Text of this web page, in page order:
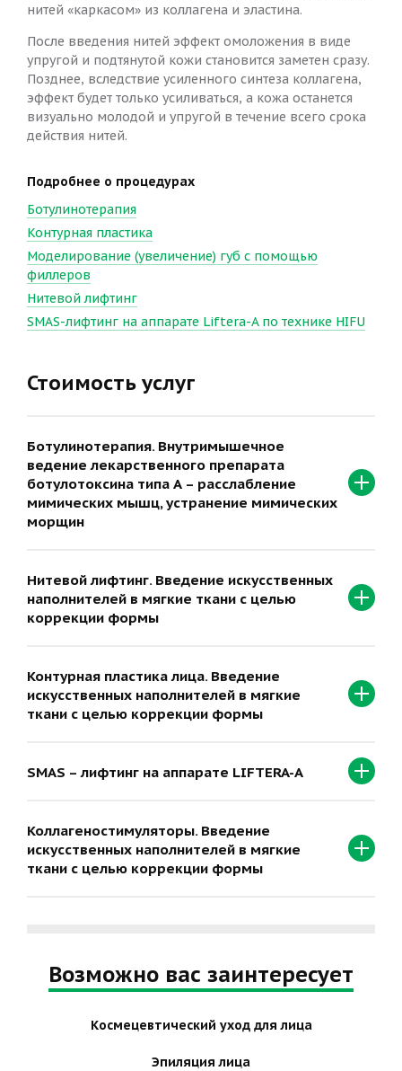
нитей «каркасом» из коллагена и эластина.
После введения нитей эффект омоложения в виде
упругой и подтянутой кожи становится заметен сразу.
Позднее, вследствие усиленного синтеза коллагена,
эффект будет только усиливаться, а кожа останется
визуально молодой и упругой в течение всего срока
действия нитей.
Подробнее о процедурах
Ботулинотерапия
Контурная пластика
Моделирование (увеличение) губ с помощью
филлеров
Нитевой лифтинг
SMAS-лифтинг на аппарате Liftera-A по технике HIFU
Стоимость услуг
Ботулинотерапия. Внутримышечное
ведение лекарственного препарата
ботулотоксина типа А – расслабление
мимических мышц, устранение мимических
морщин
Нитевой лифтинг. Введение искусственных
наполнителей в мягкие ткани с целью
коррекции формы
Контурная пластика лица. Введение
искусственных наполнителей в мягкие
ткани с целью коррекции формы
SMAS – лифтинг на аппарате LIFTERA-A
Коллагеностимуляторы. Введение
искусственных наполнителей в мягкие
ткани с целью коррекции формы
Возможно вас заинтересует
Космецевтический уход для лица
Эпиляция лица